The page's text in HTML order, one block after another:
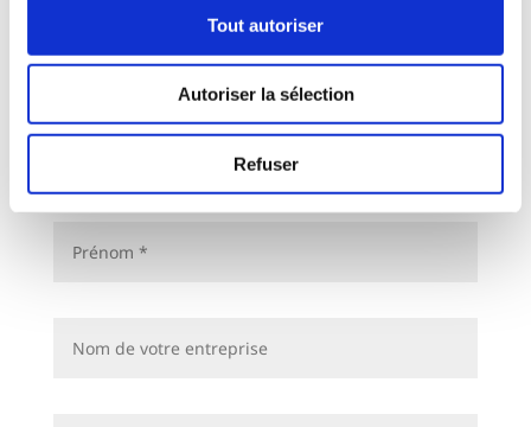
Tout autoriser
Autoriser la sélection
Refuser
CONTACTEZ-NOUS